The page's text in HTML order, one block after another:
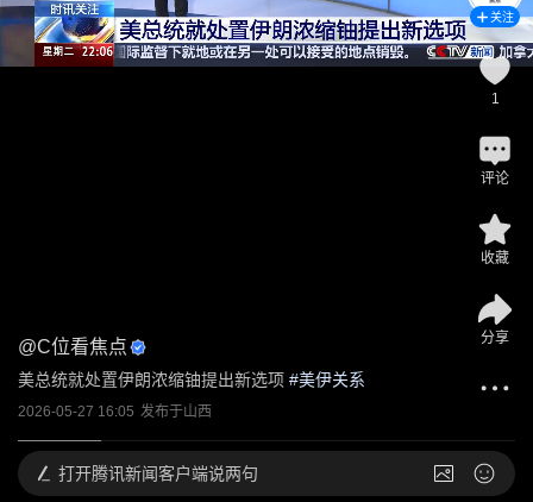
@C位看焦点
美总统就处置伊朗浓缩铀提出新选项 #美伊关系
2026-05-27 16:05 发布于山西
关注
1
评论
收藏
分享
打开腾讯新闻客户端说两句